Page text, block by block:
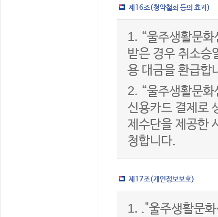
제16조(청약철회 등의 효과)
1. “울주생활문
받은 경우 취소승
용 대금을 환급합
2. “울주생활문
신용카드 결제로
제수단을 제공한
청합니다.
제17조(개인정보보호)
1. ."울주생활문